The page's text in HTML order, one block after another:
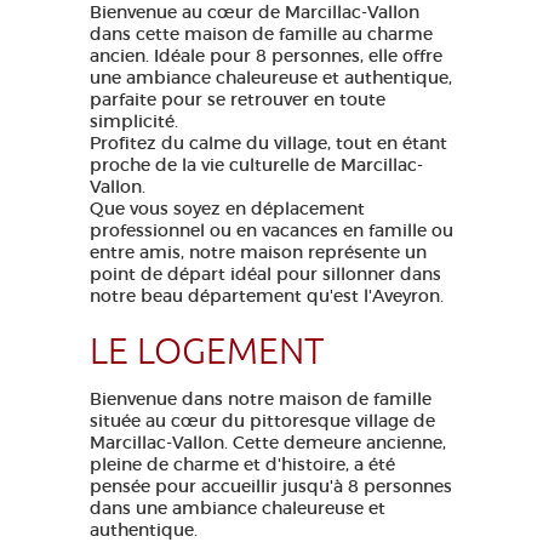
Bienvenue au cœur de Marcillac-Vallon
dans cette maison de famille au charme
ancien. Idéale pour 8 personnes, elle offre
une ambiance chaleureuse et authentique,
parfaite pour se retrouver en toute
simplicité.
Profitez du calme du village, tout en étant
proche de la vie culturelle de Marcillac-
Vallon.
Que vous soyez en déplacement
professionnel ou en vacances en famille ou
entre amis, notre maison représente un
point de départ idéal pour sillonner dans
notre beau département qu'est l'Aveyron.
LE LOGEMENT
Bienvenue dans notre maison de famille
située au cœur du pittoresque village de
Marcillac-Vallon. Cette demeure ancienne,
pleine de charme et d'histoire, a été
pensée pour accueillir jusqu'à 8 personnes
dans une ambiance chaleureuse et
authentique.